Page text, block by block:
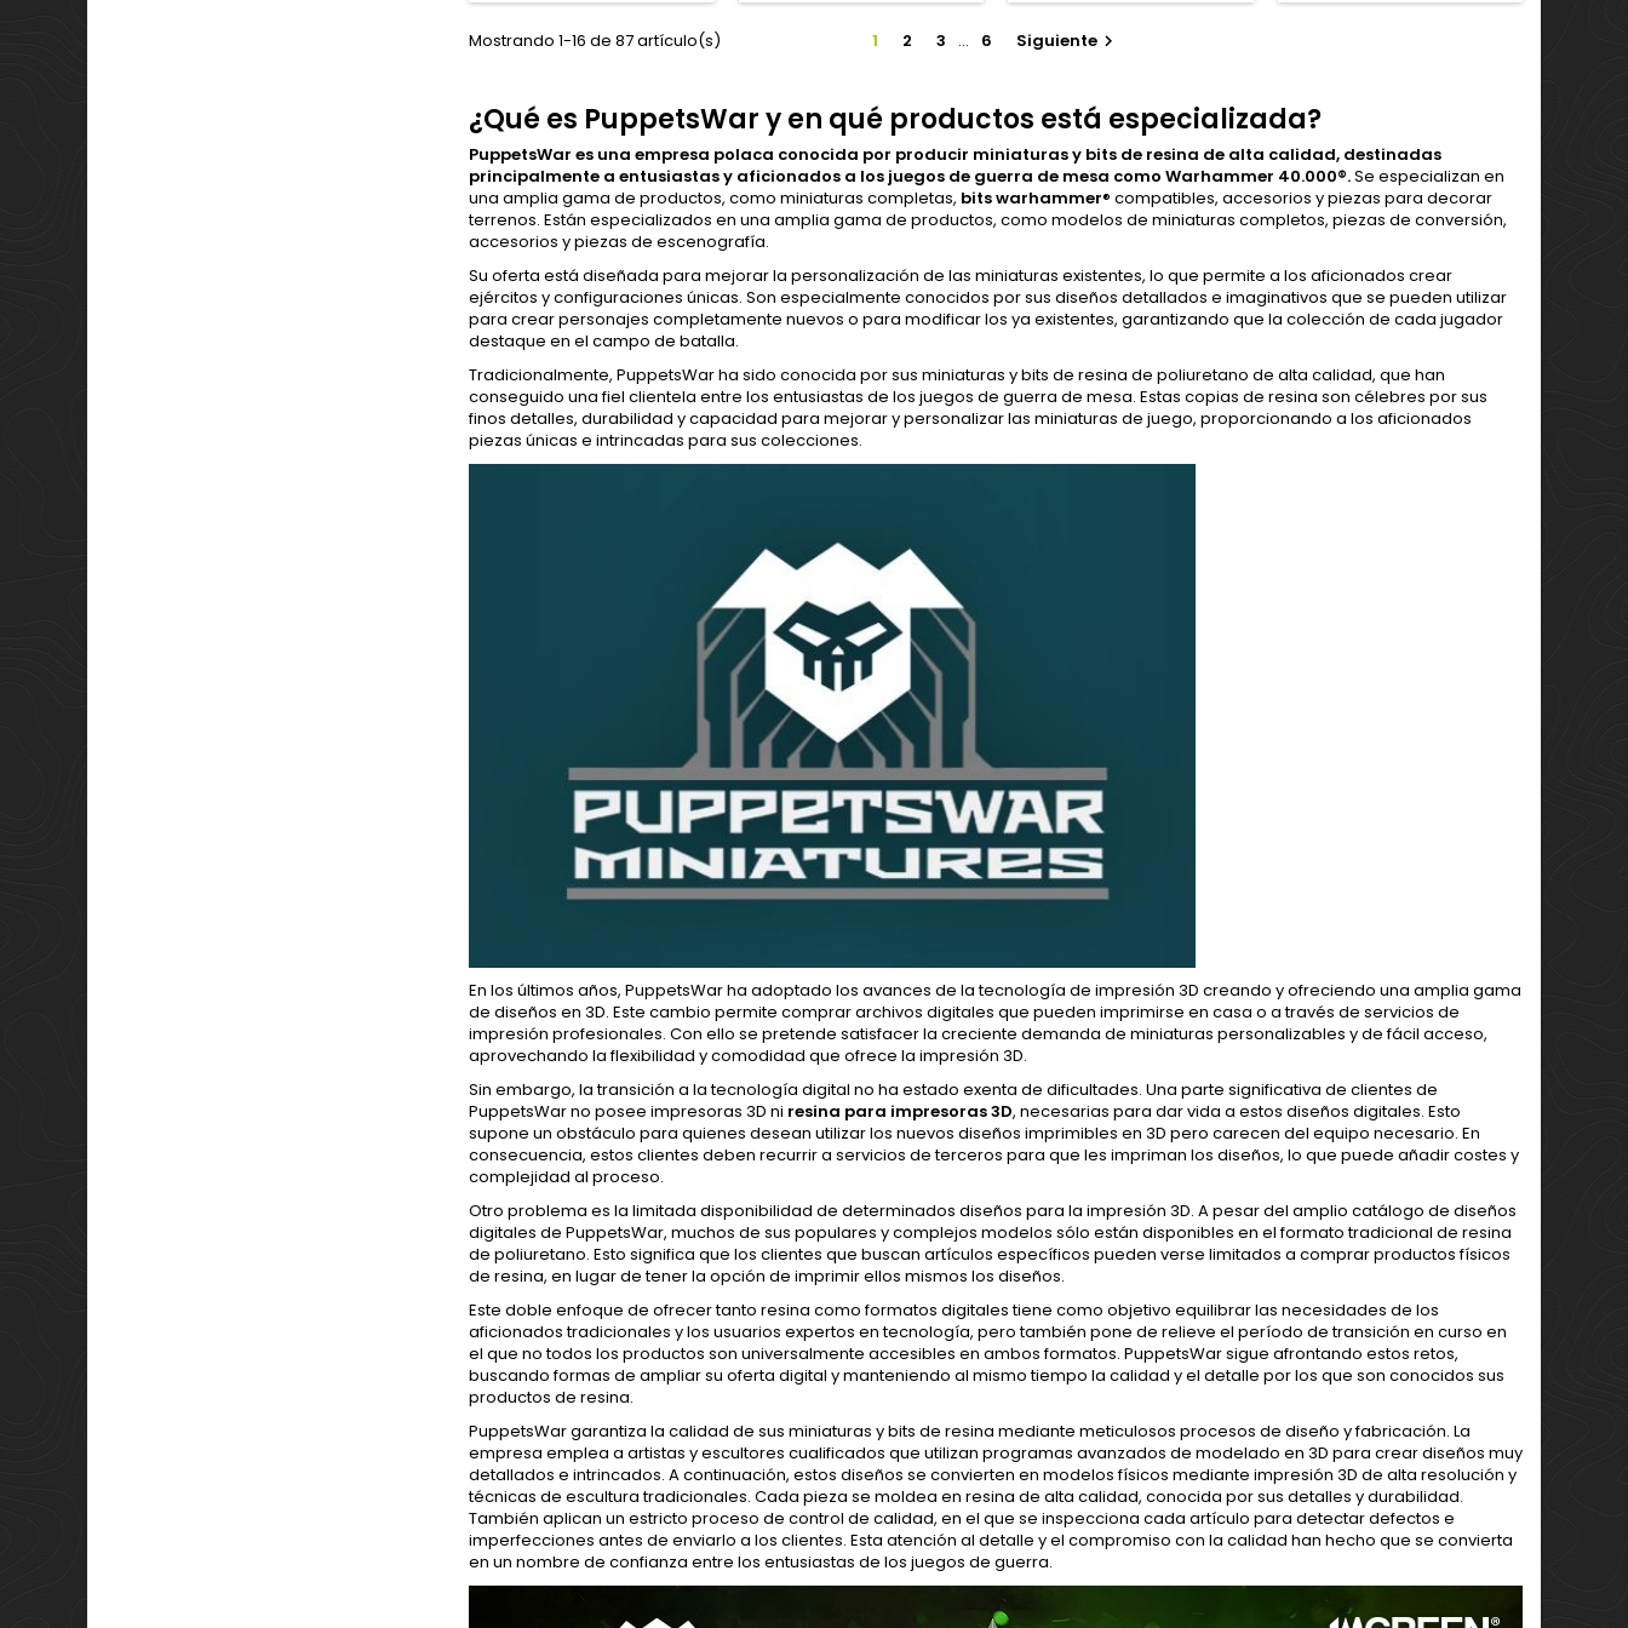
Mostrando 1-16 de 87 artículo(s) 1 2 3 … 6 Siguiente 
¿Qué es PuppetsWar y en qué productos está especializada?
PuppetsWar es una empresa polaca conocida por producir miniaturas y bits de resina de alta calidad, destinadas
principalmente a entusiastas y aficionados a los juegos de guerra de mesa como Warhammer 40.000®.Se especializan en
una amplia gama de productos, como miniaturas completas, bits warhammer® compatibles, accesorios y piezas para decorar
terrenos. Están especializados en una amplia gama de productos, como modelos de miniaturas completos, piezas de conversión,
accesorios y piezas de escenografía.
Su oferta está diseñada para mejorar la personalización de las miniaturas existentes, lo que permite a los aficionados crear
ejércitos y configuraciones únicas. Son especialmente conocidos por sus diseños detallados e imaginativos que se pueden utilizar
para crear personajes completamente nuevos o para modificar los ya existentes, garantizando que la colección de cada jugador
destaque en el campo de batalla.
Tradicionalmente, PuppetsWar ha sido conocida por sus miniaturas y bits de resina de poliuretano de alta calidad, que han
conseguido una fiel clientela entre los entusiastas de los juegos de guerra de mesa. Estas copias de resina son célebres por sus
finos detalles, durabilidad y capacidad para mejorar y personalizar las miniaturas de juego, proporcionando a los aficionados
piezas únicas e intrincadas para sus colecciones.
En los últimos años, PuppetsWar ha adoptado los avances de la tecnología de impresión 3D creando y ofreciendo una amplia gama
de diseños en 3D. Este cambio permite comprar archivos digitales que pueden imprimirse en casa o a través de servicios de
impresión profesionales. Con ello se pretende satisfacer la creciente demanda de miniaturas personalizables y de fácil acceso,
aprovechando la flexibilidad y comodidad que ofrece la impresión 3D.
Sin embargo, la transición a la tecnología digital no ha estado exenta de dificultades. Una parte significativa de clientes de
PuppetsWar no posee impresoras 3D ni resina para impresoras 3D, necesarias para dar vida a estos diseños digitales. Esto
supone un obstáculo para quienes desean utilizar los nuevos diseños imprimibles en 3D pero carecen del equipo necesario. En
consecuencia, estos clientes deben recurrir a servicios de terceros para que les impriman los diseños, lo que puede añadir costes y
complejidad al proceso.
Otro problema es la limitada disponibilidad de determinados diseños para la impresión 3D. A pesar del amplio catálogo de diseños
digitales de PuppetsWar, muchos de sus populares y complejos modelos sólo están disponibles en el formato tradicional de resina
de poliuretano. Esto significa que los clientes que buscan artículos específicos pueden verse limitados a comprar productos físicos
de resina, en lugar de tener la opción de imprimir ellos mismos los diseños.
Este doble enfoque de ofrecer tanto resina como formatos digitales tiene como objetivo equilibrar las necesidades de los
aficionados tradicionales y los usuarios expertos en tecnología, pero también pone de relieve el período de transición en curso en
el que no todos los productos son universalmente accesibles en ambos formatos. PuppetsWar sigue afrontando estos retos,
buscando formas de ampliar su oferta digital y manteniendo al mismo tiempo la calidad y el detalle por los que son conocidos sus
productos de resina.
PuppetsWar garantiza la calidad de sus miniaturas y bits de resina mediante meticulosos procesos de diseño y fabricación. La
empresa emplea a artistas y escultores cualificados que utilizan programas avanzados de modelado en 3D para crear diseños muy
detallados e intrincados. A continuación, estos diseños se convierten en modelos físicos mediante impresión 3D de alta resolución y
técnicas de escultura tradicionales. Cada pieza se moldea en resina de alta calidad, conocida por sus detalles y durabilidad.
También aplican un estricto proceso de control de calidad, en el que se inspecciona cada artículo para detectar defectos e
imperfecciones antes de enviarlo a los clientes. Esta atención al detalle y el compromiso con la calidad han hecho que se convierta
en un nombre de confianza entre los entusiastas de los juegos de guerra.